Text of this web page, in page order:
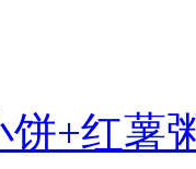
饼+红薯